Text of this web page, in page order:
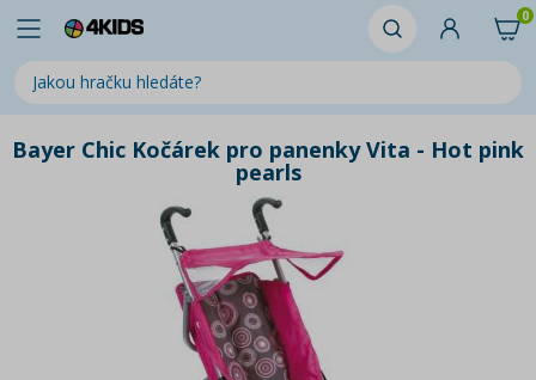
0
Bayer Chic Kočárek pro panenky Vita - Hot pink
pearls